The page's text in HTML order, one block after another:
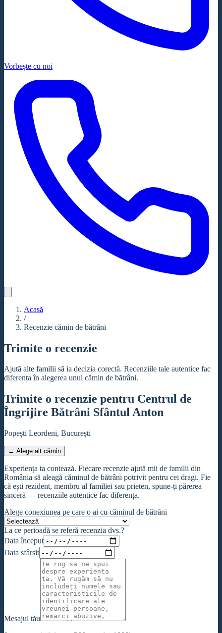
Vorbește cu noi
Acasă
/
Recenzie cămin de bătrâni
Trimite o recenzie
Ajută alte familii să ia decizia corectă. Recenziile tale autentice fac
diferența în alegerea unui cămin de bătrâni.
Trimite o recenzie pentru Centrul de
Îngrijire Bătrâni Sfântul Anton
Popești Leordeni, București
← Alege alt cămin
Experiența ta contează. Fiecare recenzie ajută mii de familii din
România să aleagă căminul de bătrâni potrivit pentru cei dragi. Fie
că ești rezident, membru al familiei sau prieten, spune-ți părerea
sinceră — recenziile autentice fac diferența.
Alege conexiunea pe care o ai cu căminul de bătrâni
La ce perioadă se referă recenzia dvs.?
Data început
Data sfârșit
Mesajul tău